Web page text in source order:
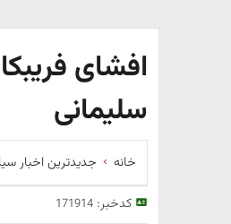
افشای
سلیمانی
خانه جدیدترین اخبار
کدخبر:171914